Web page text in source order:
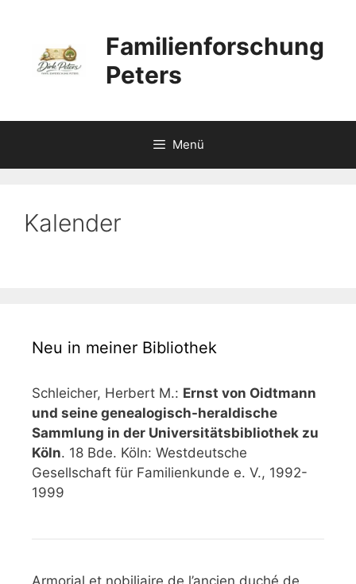
springen
Familienforschung
Peters
Menü
Kalender
Neu in meiner Bibliothek
Schleicher, Herbert M.: Ernst von Oidtmann
und seine genealogisch-heraldische
Sammlung in der Universitätsbibliothek zu
Köln. 18 Bde. Köln: Westdeutsche
Gesellschaft für Familienkunde e. V., 1992-
1999
Armorial et nobiliaire de l’ancien duché de